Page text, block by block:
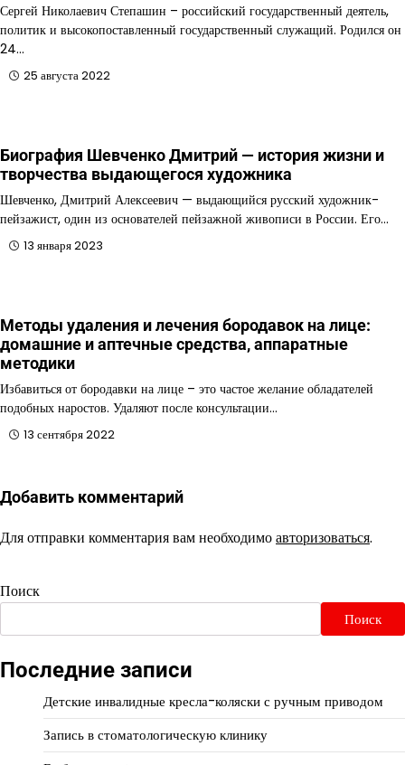
Сергей Николаевич Степашин – российский государственный деятель,
политик и высокопоставленный государственный служащий. Родился он
24…
25 августа 2022
Биография Шевченко Дмитрий — история жизни и
творчества выдающегося художника
Шевченко, Дмитрий Алексеевич — выдающийся русский художник-
пейзажист, один из основателей пейзажной живописи в России. Его…
13 января 2023
Методы удаления и лечения бородавок на лице:
домашние и аптечные средства, аппаратные
методики
Избавиться от бородавки на лице – это частое желание обладателей
подобных наростов. Удаляют после консультации…
13 сентября 2022
Добавить комментарий
Для отправки комментария вам необходимоавторизоваться.
Поиск
Поиск
Последние записи
Детские инвалидные кресла-коляски с ручным приводом
Запись в стоматологическую клинику